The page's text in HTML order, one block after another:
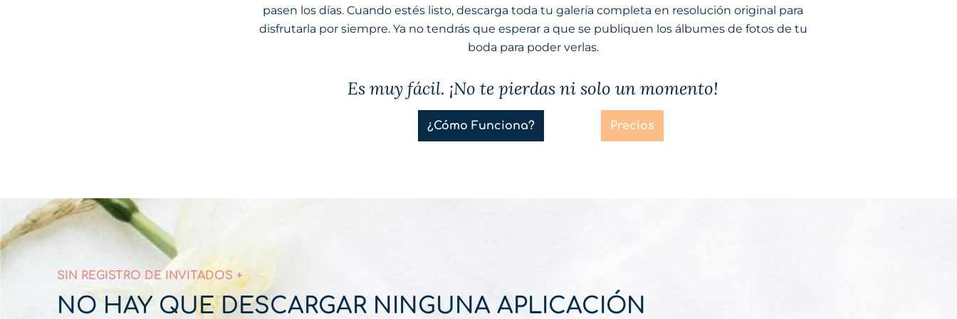
pasen los días. Cuando estés listo, descarga toda tu galería completa en resolución original para
disfrutarla por siempre. Ya no tendrás que esperar a que se publiquen los álbumes de fotos de tu
boda para poder verlas.
Es muy fácil. ¡No te pierdas ni solo un momento!
¿Cómo Funciona? Precios
SIN REGISTRO DE INVITADOS +
NO HAY QUE DESCARGAR NINGUNA APLICACIÓN